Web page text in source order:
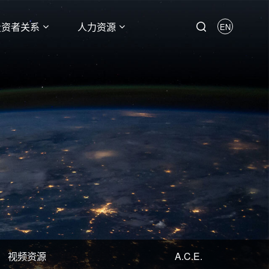
者关系 人力资源 EN
视频资源 A.C.E.